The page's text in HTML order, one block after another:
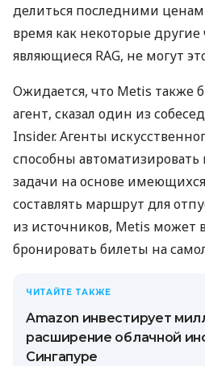
делиться последними
время как некоторые
являющиеся RAG, не могут
Ожидается, что Metis также
агент, сказал один из
Insider. Агенты
способны
задачи на основе
составлять маршрут для
из источников, Metis может
бронировать билеты на
ЧИТАЙТЕ ТАКЖЕ
Amazon инвестирует
расширение облачной
Сингапуре